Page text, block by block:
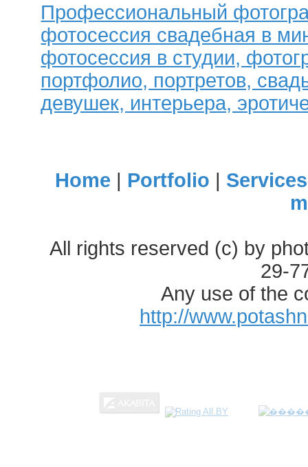
Профессиональный
фотосессия свадебная в
фотосессия в студии,
портфолио, портретов,
девушек, интерьера,
Home | Portfolio | Services
All rights reserved (c) by
29-
Any use of the
http://